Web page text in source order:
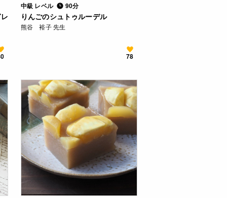
中級 レベル 90分
りんごのシュトゥルーデル
熊谷 裕子 先生
78